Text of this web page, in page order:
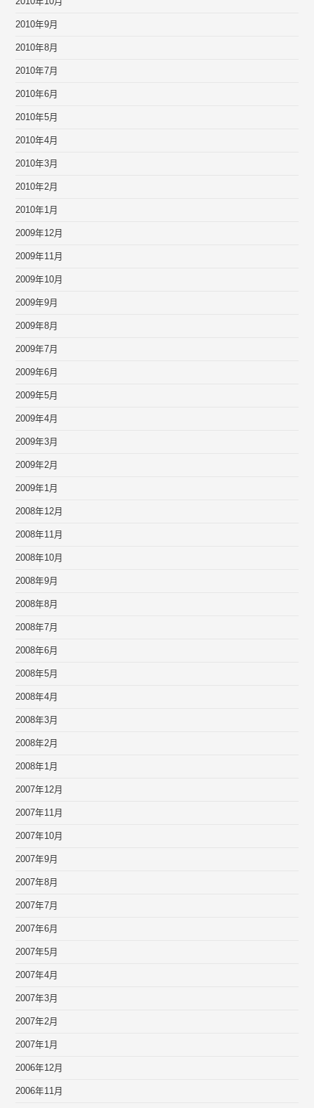
2010年9月
2010年8月
2010年7月
2010年6月
2010年5月
2010年4月
2010年3月
2010年2月
2010年1月
2009年12月
2009年11月
2009年10月
2009年9月
2009年8月
2009年7月
2009年6月
2009年5月
2009年4月
2009年3月
2009年2月
2009年1月
2008年12月
2008年11月
2008年10月
2008年9月
2008年8月
2008年7月
2008年6月
2008年5月
2008年4月
2008年3月
2008年2月
2008年1月
2007年12月
2007年11月
2007年10月
2007年9月
2007年8月
2007年7月
2007年6月
2007年5月
2007年4月
2007年3月
2007年2月
2007年1月
2006年12月
2006年11月